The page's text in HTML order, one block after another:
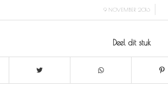
9 NOVEMBER 2016
/
Deel dit stuk